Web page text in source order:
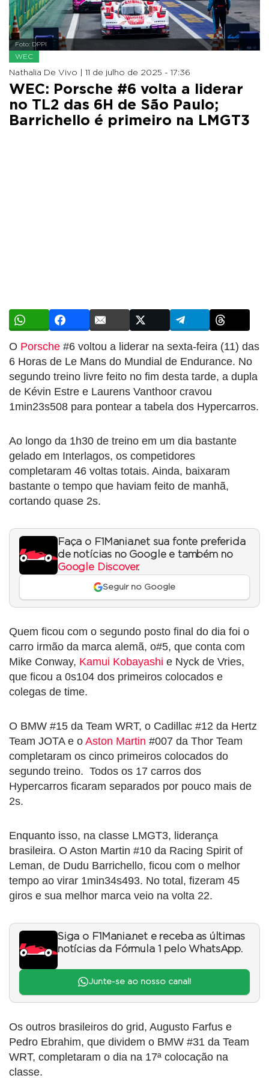
Foto: DPPI
WEC
Nathalia De Vivo | 11 de julho de 2025 - 17:36
WEC: Porsche #6 volta a liderar
no TL2 das 6H de São Paulo;
Barrichello é primeiro na LMGT3
O Porsche #6 voltou a liderar na sexta-feira (11) das
6 Horas de Le Mans do Mundial de Endurance. No
segundo treino livre feito no fim desta tarde, a dupla
de Kévin Estre e Laurens Vanthoor cravou
1min23s508 para pontear a tabela dos Hypercarros.
Ao longo da 1h30 de treino em um dia bastante
gelado em Interlagos, os competidores
completaram 46 voltas totais. Ainda, baixaram
bastante o tempo que haviam feito de manhã,
cortando quase 2s.
Faça o F1Mania.net sua fonte preferida
de notícias no Google e também no
Google Discover.
Seguir no Google
Quem ficou com o segundo posto final do dia foi o
carro irmão da marca alemã, o#5, que conta com
Mike Conway, Kamui Kobayashi e Nyck de Vries,
que ficou a 0s104 dos primeiros colocados e
colegas de time.
O BMW #15 da Team WRT, o Cadillac #12 da Hertz
Team JOTA e o Aston Martin #007 da Thor Team
completaram os cinco primeiros colocados do
segundo treino. Todos os 17 carros dos
Hypercarros ficaram separados por pouco mais de
2s.
Enquanto isso, na classe LMGT3, liderança
brasileira. O Aston Martin #10 da Racing Spirit of
Leman, de Dudu Barrichello, ficou com o melhor
tempo ao virar 1min34s493. No total, fizeram 45
giros e sua melhor marca veio na volta 22.
Siga o F1Mania.net e receba as últimas
notícias da Fórmula 1 pelo WhatsApp.
Junte-se ao nosso canal!
Os outros brasileiros do grid, Augusto Farfus e
Pedro Ebrahim, que dividem o BMW #31 da Team
WRT, completaram o dia na 17ª colocação na
classe.